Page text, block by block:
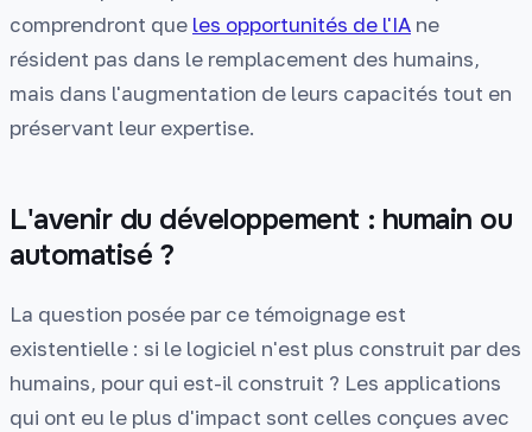
comprendront que les opportunités de l'IA ne
résident pas dans le remplacement des humains,
mais dans l'augmentation de leurs capacités tout en
préservant leur expertise.
L'avenir du développement : humain ou
automatisé ?
La question posée par ce témoignage est
existentielle : si le logiciel n'est plus construit par des
humains, pour qui est-il construit ? Les applications
qui ont eu le plus d'impact sont celles conçues avec